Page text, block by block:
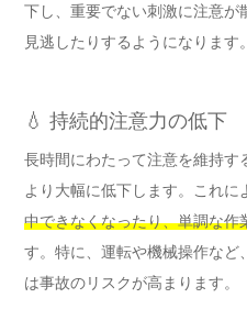
下し、重要でない刺激に注意が
見逃したりするようになります。
💧 持続的注意力の低下
長時間にわたって注意を維持す
より大幅に低下します。これに
中できなくなったり、単調な作
す。特に、運転や機械操作な
は事故のリスクが高まります。